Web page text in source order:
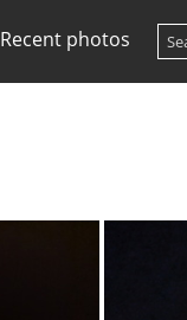
Recent photos